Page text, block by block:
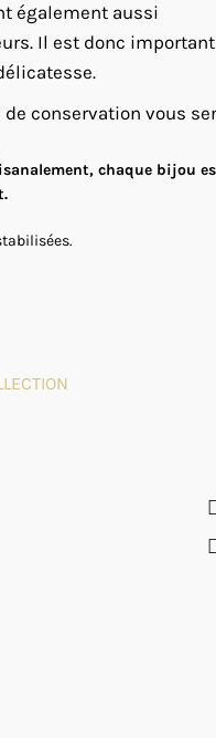
également aussi
Il est donc important
conservation vous
chaque bijou